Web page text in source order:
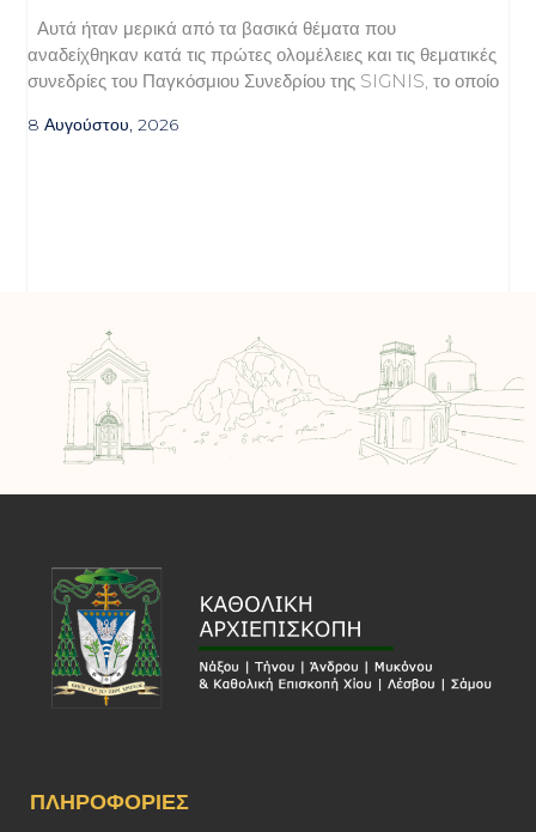
Αυτά ήταν μερικά από τα βασικά θέματα που
αναδείχθηκαν κατά τις πρώτες ολομέλειες και τις θεματικές
συνεδρίες του Παγκόσμιου Συνεδρίου της SIGNIS, το οποίο
8 Αυγούστου, 2026
ΠΛΗΡΟΦΟΡΊΕΣ